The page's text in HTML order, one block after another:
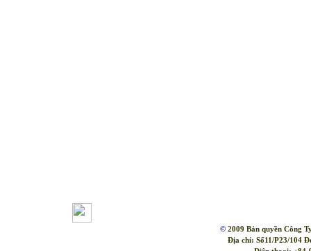
© 2009 Bản quyền Công
Địa chỉ: Số11/P23/104